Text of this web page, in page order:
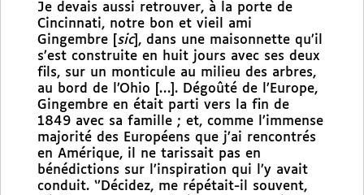
Je devais aussi retrouver, à la porte de
Cincinnati, notre bon et vieil ami
Gingembre [ sic], dans une maisonnette qu’il
s’est construite en huit jours avec ses deux
fils, sur un monticule au milieu des arbres,
au bord de l’Ohio […]. Dégoûté de l’Europe,
Gingembre en était parti vers la fin de
1849 avec sa famille ; et, comme l’immense
majorité des Européens que j’ai rencontrés
en Amérique, il ne tarissait pas en
bénédictions sur l’inspiration qui l’y avait
conduit. ‘’Décidez, me répétait-il souvent,